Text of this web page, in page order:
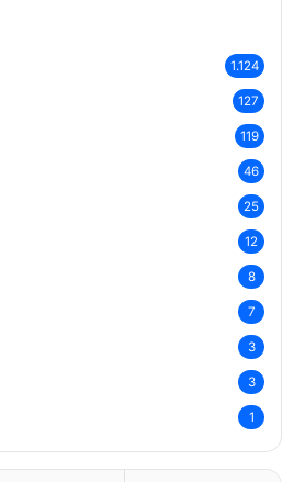
1.124
127
119
46
25
12
8
7
3
3
1